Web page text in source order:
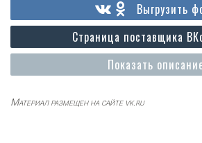
Показать
Страница поставщика
Выгрузить
Материал размещен на сайте vk.ru